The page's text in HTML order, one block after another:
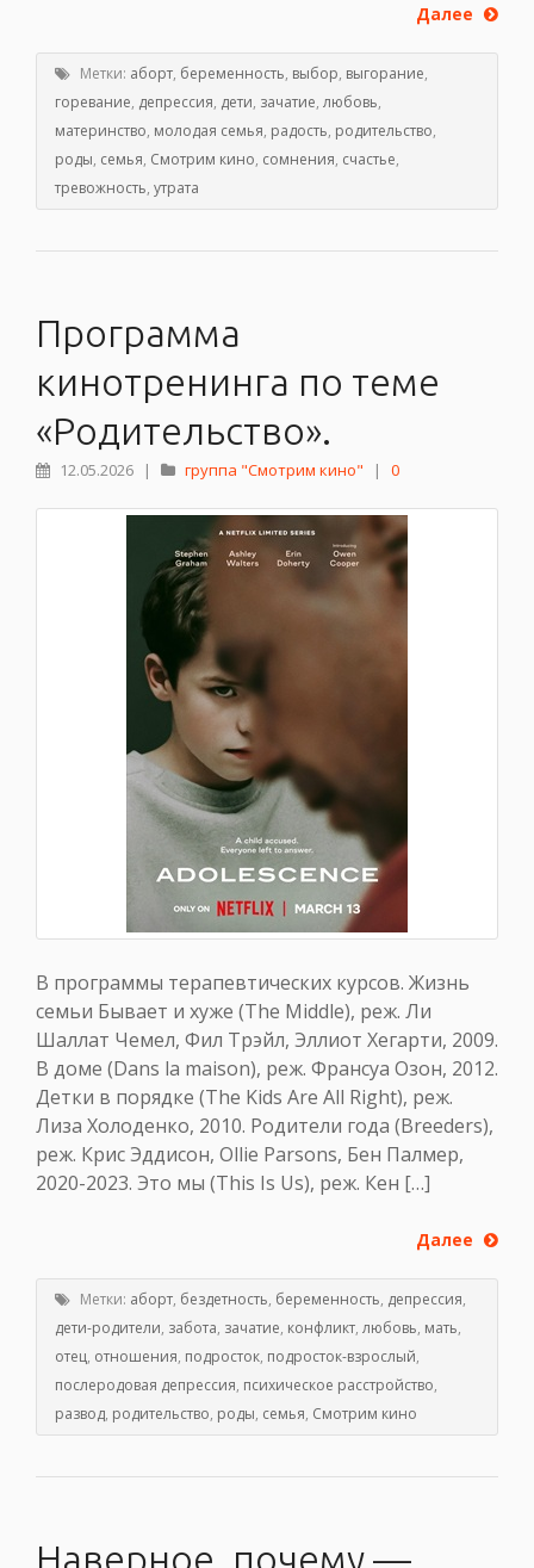
Далее
Метки: аборт, беременность, выбор, выгорание,
горевание, депрессия, дети, зачатие, любовь,
материнство, молодая семья, радость, родительство,
роды, семья, Смотрим кино, сомнения, счастье,
тревожность, утрата
Программа
кинотренинга по теме
«Родительство».
12.05.2026 | группа "Смотрим кино" | 0
В программы терапевтических курсов. Жизнь
семьи Бывает и хуже (The Middle), реж. Ли
Шаллат Чемел, Фил Трэйл, Эллиот Хегарти, 2009.
В доме (Dans la maison), реж. Франсуа Озон, 2012.
Детки в порядке (The Kids Are All Right), реж.
Лиза Холоденко, 2010. Родители года (Breeders),
реж. Крис Эддисон, Ollie Parsons, Бен Палмер,
2020-2023. Это мы (This Is Us), реж. Кен […]
Далее
Метки: аборт, бездетность, беременность, депрессия,
дети-родители, забота, зачатие, конфликт, любовь, мать,
отец, отношения, подросток, подросток-взрослый,
послеродовая депрессия, психическое расстройство,
развод, родительство, роды, семья, Смотрим кино
Наверное, почему —